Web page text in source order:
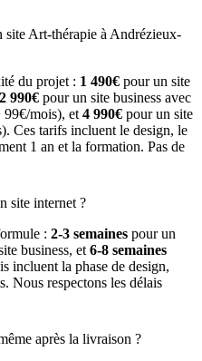
site Art-thérapie à Andrézieux-
du projet : 1 490€ pour un site
2 990€ pour un site business avec
99€/mois), et 4 990€ pour un site
Ces tarifs incluent le design, le
1 an et la formation. Pas de
site internet ?
: 2-3 semaines pour un
business, et 6-8 semaines
incluent la phase de design,
Nous respectons les délais
après la livraison ?